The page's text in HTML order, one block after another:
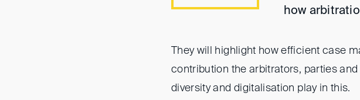
how
They will highlight how efficient case
contribution the arbitrators, parties
diversity and digitalisation play in this.